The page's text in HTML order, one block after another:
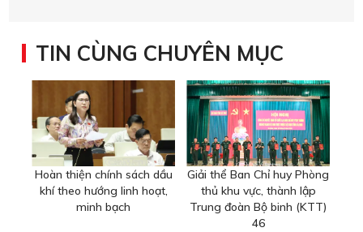
TIN CÙNG CHUYÊN MỤC
Hoàn thiện chính sách dầu
khí theo hướng linh hoạt,
minh bạch
Giải thể Ban Chỉ huy Phòng
thủ khu vực, thành lập
Trung đoàn Bộ binh (KTT)
46